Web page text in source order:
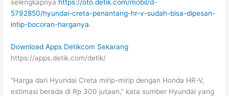
selengkapnya https://oto.detik.com/mobil/d-
5792850/hyundai-creta-penantang-hr-v-sudah-bisa-dipesan-
intip-bocoran-harganya.
Download Apps Detikcom Sekarang
https://apps.detik.com/detik/
“Harga dari Hyundai Creta mirip-mirip dengan Honda HR-V,
estimasi berada di Rp 300 jutaan,” kata sumber Hyundai yang